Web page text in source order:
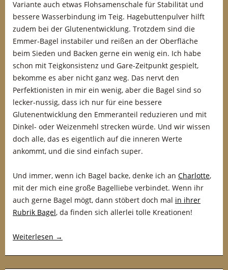
Variante auch etwas Flohsamenschale für Stabilität und
bessere Wasserbindung im Teig. Hagebuttenpulver hilft
zudem bei der Glutenentwicklung. Trotzdem sind die
Emmer-Bagel instabiler und reißen an der Oberfläche
beim Sieden und Backen gerne ein wenig ein. Ich habe
schon mit Teigkonsistenz und Gare-Zeitpunkt gespielt,
bekomme es aber nicht ganz weg. Das nervt den
Perfektionisten in mir ein wenig, aber die Bagel sind so
lecker-nussig, dass ich nur für eine bessere
Glutenentwicklung den Emmeranteil reduzieren und mit
Dinkel- oder Weizenmehl strecken würde. Und wir wissen
doch alle, das es eigentlich auf die inneren Werte
ankommt, und die sind einfach super.
Und immer, wenn ich Bagel backe, denke ich an Charlotte,
mit der mich eine große Bagelliebe verbindet. Wenn ihr
auch gerne Bagel mögt, dann stöbert doch mal in ihrer
Rubrik Bagel, da finden sich allerlei tolle Kreationen!
Weiterlesen →